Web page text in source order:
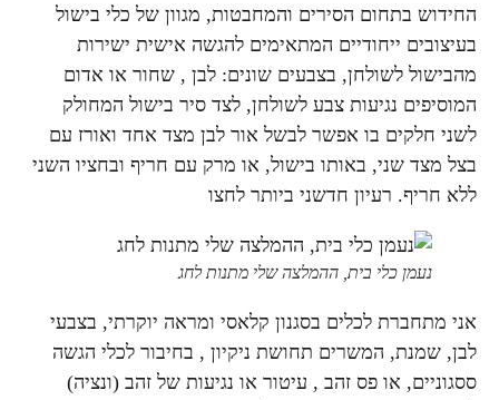
החידוש בתחום הסירים והמחבטות, מגוון של כלי בישול
בעיצובים ייחודיים המתאימים להגשה אישית ישירות
מהבישול לשולחן, בצבעים שונים: לבן , שחור או אדום
המוסיפים נגיעות צבע לשולחן, לצד סיר בישול המחולק
לשני חלקים בו אפשר לבשל אור לבן מצד אחד ואורז עם
בצל מצד שני, באותו בישול, או מרק עם חריף ובחציו השני
ללא חריף. רעיון חדשני ביותר לחצו
נעמן כלי בית, ההמלצה שלי מתנות לחג
אני מתחברת לכלים בסגנון קלאסי ומראה יוקרתי, בצבעי
לבן, שמנת, המשרים תחושת ניקיון , בחיבור לכלי הגשה
ססגוניים, או פס זהב , עיטור או נגיעות של זהב (ונציה)